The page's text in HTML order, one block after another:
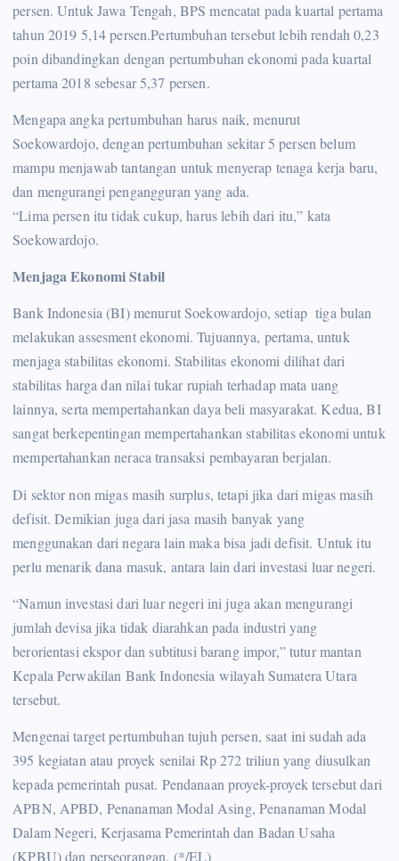
persen. Untuk Jawa Tengah, BPS mencatat pada kuartal pertama
tahun 2019 5,14 persen.Pertumbuhan tersebut lebih rendah 0,23
poin dibandingkan dengan pertumbuhan ekonomi pada kuartal
pertama 2018 sebesar 5,37 persen.
Mengapa angka pertumbuhan harus naik, menurut
Soekowardojo, dengan pertumbuhan sekitar 5 persen belum
mampu menjawab tantangan untuk menyerap tenaga kerja baru,
dan mengurangi pengangguran yang ada.
“Lima persen itu tidak cukup, harus lebih dari itu,” kata
Soekowardojo.
Menjaga Ekonomi Stabil
Bank Indonesia (BI) menurut Soekowardojo, setiap tiga bulan
melakukan assesment ekonomi. Tujuannya, pertama, untuk
menjaga stabilitas ekonomi. Stabilitas ekonomi dilihat dari
stabilitas harga dan nilai tukar rupiah terhadap mata uang
lainnya, serta mempertahankan daya beli masyarakat. Kedua, BI
sangat berkepentingan mempertahankan stabilitas ekonomi untuk
mempertahankan neraca transaksi pembayaran berjalan.
Di sektor non migas masih surplus, tetapi jika dari migas masih
defisit. Demikian juga dari jasa masih banyak yang
menggunakan dari negara lain maka bisa jadi defisit. Untuk itu
perlu menarik dana masuk, antara lain dari investasi luar negeri.
“Namun investasi dari luar negeri ini juga akan mengurangi
jumlah devisa jika tidak diarahkan pada industri yang
berorientasi ekspor dan subtitusi barang impor,” tutur mantan
Kepala Perwakilan Bank Indonesia wilayah Sumatera Utara
tersebut.
Mengenai target pertumbuhan tujuh persen, saat ini sudah ada
395 kegiatan atau proyek senilai Rp 272 triliun yang diusulkan
kepada pemerintah pusat. Pendanaan proyek-proyek tersebut dari
APBN, APBD, Penanaman Modal Asing, Penanaman Modal
Dalam Negeri, Kerjasama Pemerintah dan Badan Usaha
(KPBU) dan perseorangan. (*/EL)